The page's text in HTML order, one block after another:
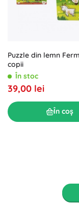
Puzzle din lemn
copii
În stoc
39,00 lei
În coș